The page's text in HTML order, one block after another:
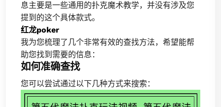
息主要是一些通用的扑克魔术教学，并没有涉及您
提到的这个具体款式。
红龙poker
我为您梳理了几个非常有效的查找方法，希望能帮
助您找到需要的信息：
如何准确查找
您可以尝试通过以下几种方式来搜索：